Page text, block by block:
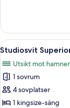
Öppna
alla
foton
för
Studiosvit
Superior
4
Studiosvit
Utsikt mot
1 sovrum
4 sovplatser
1 kingsize-säng